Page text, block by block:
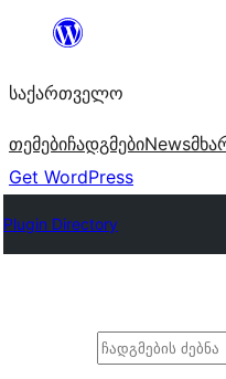
შიგთავსზე
საქართველო
თემებიჩადგმებიNews
Get WordPress
Plugin Directory
ძებნა